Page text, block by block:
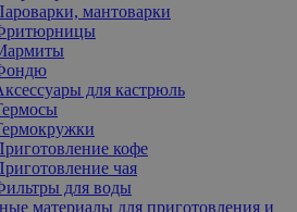
мантоварки
для кастрюль
кофе
чая
для воды
материалы для приготовления и